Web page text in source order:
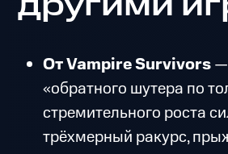
От Vampire Survivors—
«обратного шутера по
стремительного роста
трёхмерный ракурс,